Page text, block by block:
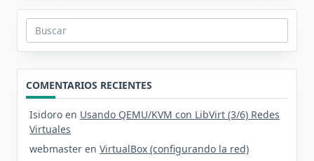
Buscar:
COMENTARIOS RECIENTES
Isidoro en Usando QEMU/KVM con LibVirt (3/6) Redes
Virtuales
webmaster enVirtualBox (configurando la red)